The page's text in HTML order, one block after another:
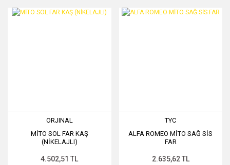
ORJINAL
MİTO SOL FAR KAŞ
(NİKELAJLI)
4.502,51 TL
TYC
ALFA ROMEO MİTO SAĞ SİS
FAR
2.635,62 TL